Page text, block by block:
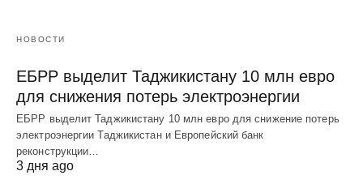
НОВОСТИ
ЕБРР выделит Таджикистану 10 млн евро
для снижения потерь электроэнергии
ЕБРР выделит Таджикистану 10 млн евро для снижение потерь
электроэнергии Таджикистан и Европейский банк
реконструкции…
3 дня ago